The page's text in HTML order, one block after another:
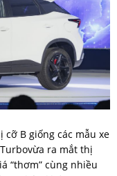
cỡ B giống các mẫu xe
ra mắt thị
“thơm” cùng nhiều